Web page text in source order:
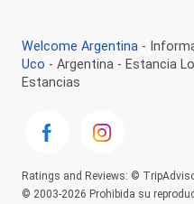
Welcome Argentina -
Uco - Argentina - Estancia
Estancias
Ratings and Reviews: ©
© 2003-2026 Prohibida su